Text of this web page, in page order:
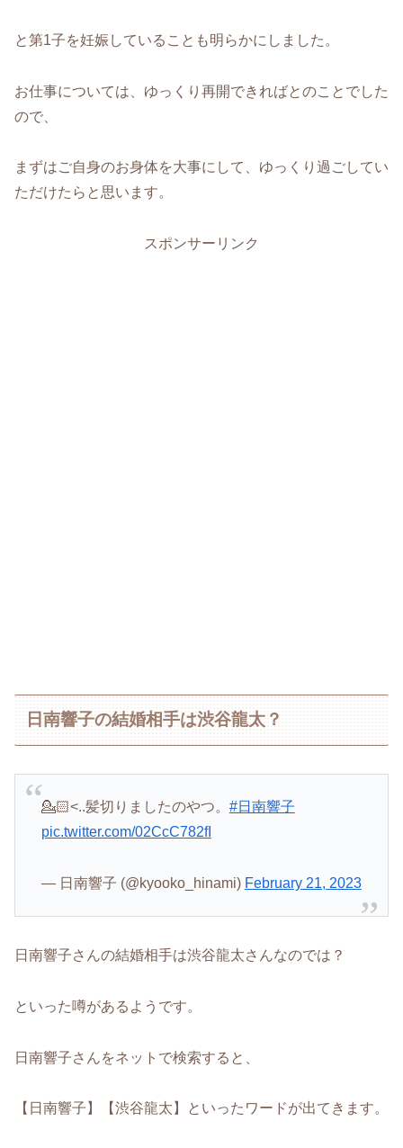
と第1子を妊娠していることも明らかにしました。
お仕事については、ゆっくり再開できればとのことでした
ので、
まずはご自身のお身体を大事にして、ゆっくり過ごしてい
ただけたらと思います。
スポンサーリンク
日南響子の結婚相手は渋谷龍太？
💁🏻<..髪切りましたのやつ。 #日南響子
pic.twitter.com/02CcC782fI
— 日南響子 (@kyooko_hinami) February 21, 2023
日南響子さんの結婚相手は渋谷龍太さんなのでは？
といった噂があるようです。
日南響子さんをネットで検索すると、
【日南響子】【渋谷龍太】といったワードが出てきます。